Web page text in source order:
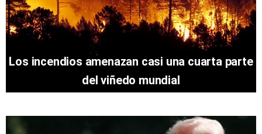
Los incendios amenazan casi una cuarta parte
del viñedo mundial